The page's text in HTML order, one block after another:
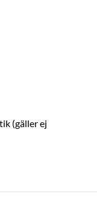
(gäller ej